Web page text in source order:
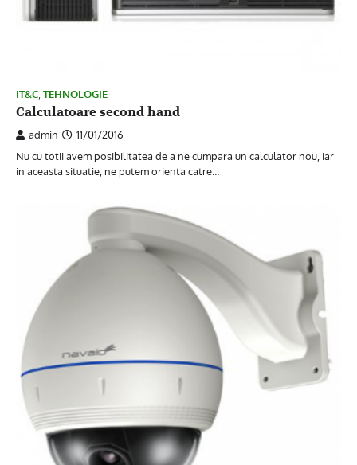
IT&C TEHNOLOGIE
Calculatoare second hand
admin
11/01/2016
Nu cu totii avem posibilitatea de a ne cumpara un calculator nou, iar
in aceasta situatie, ne putem orienta catre…